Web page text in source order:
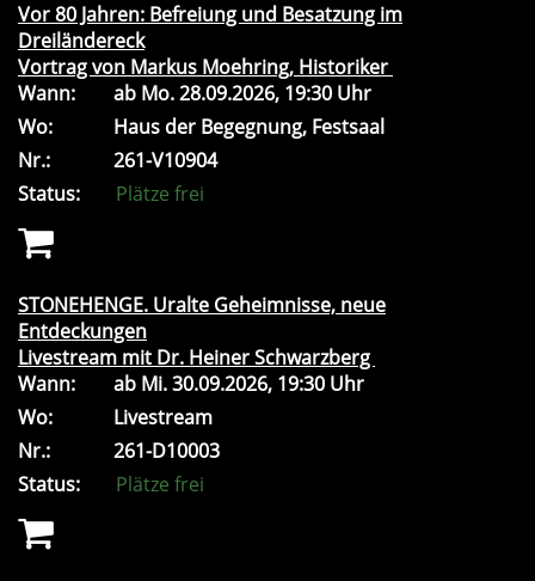
Vor 80 Jahren: Befreiung und Besatzung im
Dreiländereck
Vortrag von Markus Moehring, Historiker
Wann:
ab Mo.28.09.2026, 19:30 Uhr
Wo:
Haus der Begegnung, Festsaal
Nr.:
261-V10904
Status:
Plätze frei
STONEHENGE. Uralte Geheimnisse, neue
Entdeckungen
Livestream mit Dr. Heiner Schwarzberg
Wann:
ab Mi.30.09.2026, 19:30 Uhr
Wo:
Livestream
Nr.:
261-D10003
Status:
Plätze frei